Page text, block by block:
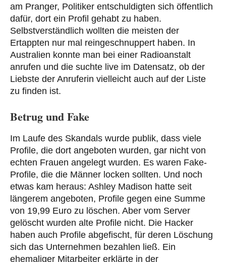
am Pranger, Politiker entschuldigten sich öffentlich
dafür, dort ein Profil gehabt zu haben.
Selbstverständlich wollten die meisten der
Ertappten nur mal reingeschnuppert haben. In
Australien konnte man bei einer Radioanstalt
anrufen und die suchte live im Datensatz, ob der
Liebste der Anruferin vielleicht auch auf der Liste
zu finden ist.
Betrug und Fake
Im Laufe des Skandals wurde publik, dass viele
Profile, die dort angeboten wurden, gar nicht von
echten Frauen angelegt wurden. Es waren Fake-
Profile, die die Männer locken sollten. Und noch
etwas kam heraus: Ashley Madison hatte seit
längerem angeboten, Profile gegen eine Summe
von 19,99 Euro zu löschen. Aber vom Server
gelöscht wurden alte Profile nicht. Die Hacker
haben auch Profile abgefischt, für deren Löschung
sich das Unternehmen bezahlen ließ. Ein
ehemaliger Mitarbeiter erklärte in der